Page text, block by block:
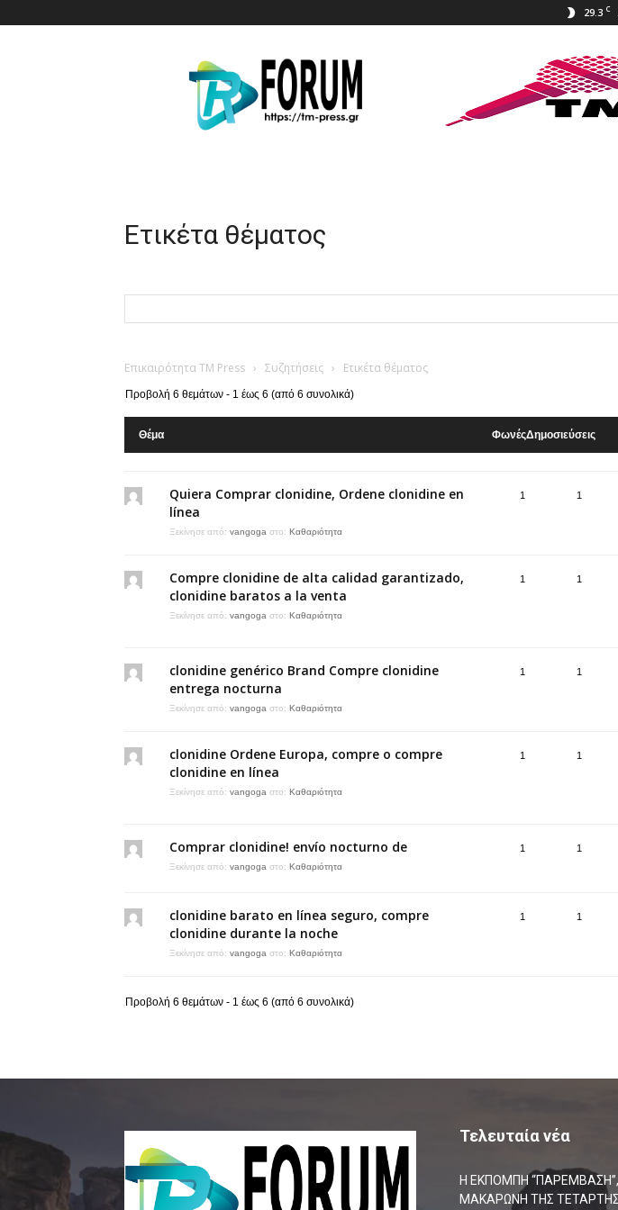
29.3 C
Press
Ετικέτα θέματος
Επικαιρότητα TM Press › Συζητήσεις › Ετικέτα θέματος
Προβολή 6 θεμάτων - 1 έως 6 (από 6 συνολικά)
Θέμα ΦωνέςΔημοσιεύσεις
Quiera Comprar clonidine, Ordene clonidine en
línea
Ξεκίνησε από: vangoga στο: Καθαριότητα
1 1
Compre clonidine de alta calidad garantizado,
clonidine baratos a la venta
Ξεκίνησε από: vangoga στο: Καθαριότητα
1 1
clonidine genérico Brand Compre clonidine
entrega nocturna
Ξεκίνησε από: vangoga στο: Καθαριότητα
1 1
clonidine Ordene Europa, compre o compre
clonidine en línea
Ξεκίνησε από: vangoga στο: Καθαριότητα
1 1
Comprar clonidine! envío nocturno de
Ξεκίνησε από: vangoga στο: Καθαριότητα
1 1
clonidine barato en línea seguro, compre
clonidine durante la noche
Ξεκίνησε από: vangoga στο: Καθαριότητα
1 1
Προβολή 6 θεμάτων - 1 έως 6 (από 6 συνολικά)
Τελευταία νέα
Η ΕΚΠΟΜΠΗ
ΜΑΚΑΡΩΝΗ ΤΗΣ ΤΕΤΑΡΤΗΣ